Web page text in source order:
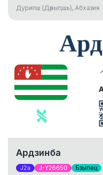
Дурипш (Дәрыԥшь), Абхазия
Ардзинба
J2a J-Y26650 Бзыпец